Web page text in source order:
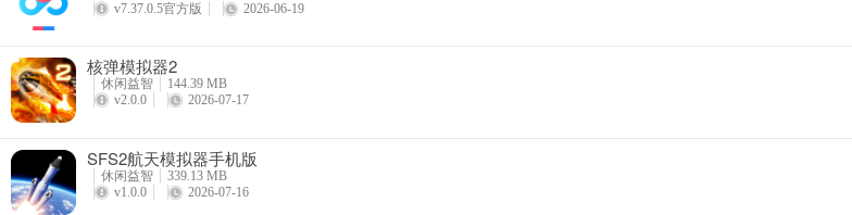
4、点击风暴图标还能释放华尔兹。
v7.37.0.5官方版
2026-06-19
核弹模拟器2
休闲益智
144.39 MB
v2.0.0
2026-07-17
SFS2航天模拟器手机版
休闲益智
339.13 MB
v1.0.0
2026-07-16